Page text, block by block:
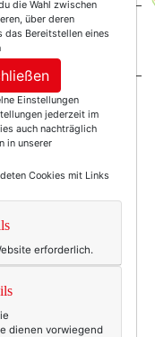
Girls.
dem
die Wahl zwischen
über deren
das Bereitstellen eines
Einstellungen
jederzeit im
auch nachträglich
in unserer
Cookies mit Links
erforderlich.
dienen vorwiegend